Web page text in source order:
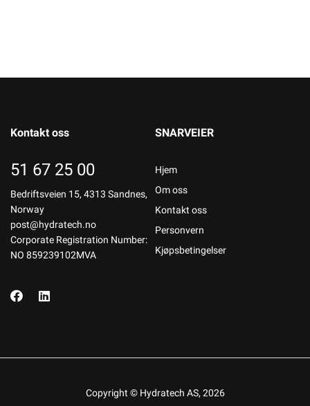
Kontakt oss
51 67 25 00
Bedriftsveien 15, 4313 Sandnes,
Norway
post@hydratech.no
Corporate Registration Number:
NO 859239102MVA
SNARVEIER
Hjem
Om oss
Kontakt oss
Personvern
Kjøpsbetingelser
Copyright © Hydratech AS, 2026